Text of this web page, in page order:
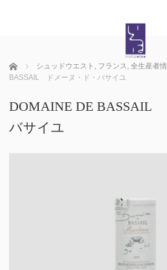
ホーム シュッドウエスト , フランス, 全生産者
BASSAIL ドメーヌ・ド・バサイユ
DOMAINE DE BASSAIL
バサイユ